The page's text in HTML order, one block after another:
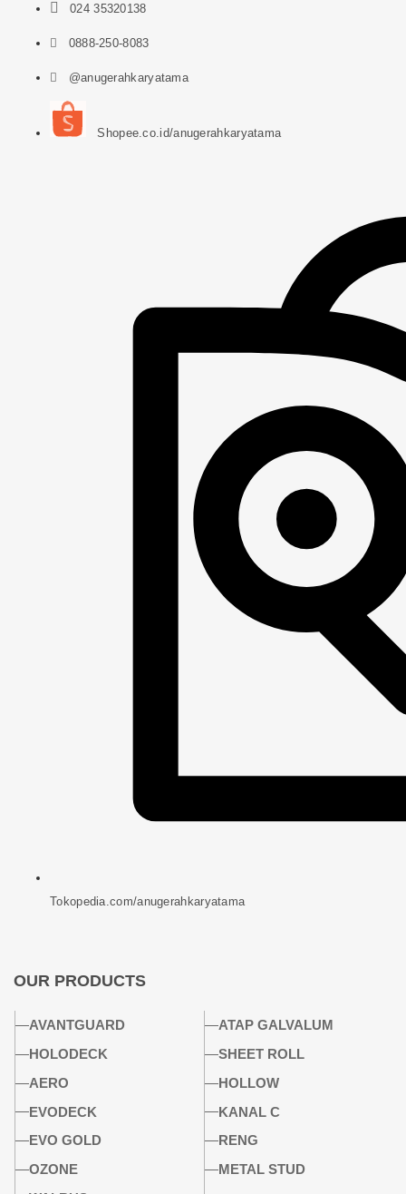
024 35320138
0888-250-8083
@anugerahkaryatama
Shopee.co.id/anugerahkaryatama
Tokopedia.com/anugerahkaryatama
OUR PRODUCTS
AVANTGUARD
HOLODECK
AERO
EVODECK
EVO GOLD
OZONE
ATAP GALVALUM
SHEET ROLL
HOLLOW
KANAL C
RENG
METAL STUD